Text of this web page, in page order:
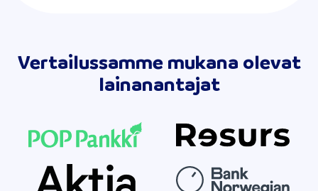
Vertailussamme mukana olevat
lainanantajat